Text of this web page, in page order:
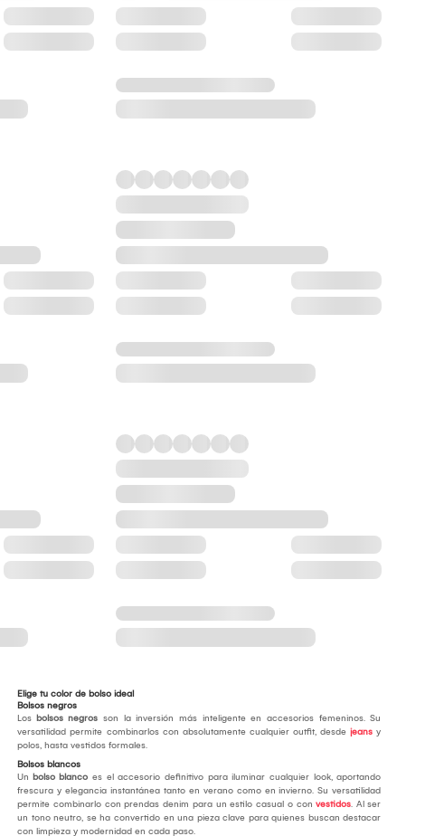
Elige tu color de bolso ideal
Bolsos negros
Los bolsos negros son la inversión más inteligente en accesorios femeninos. Su
versatilidad permite combinarlos con absolutamente cualquier outfit, desdejeans y
polos, hasta vestidos formales.
Bolsos blancos
Un bolso blanco es el accesorio definitivo para iluminar cualquier look, aportando
frescura y elegancia instantánea tanto en verano como en invierno. Su versatilidad
permite combinarlo con prendas denim para un estilo casual o convestidos. Al ser
un tono neutro, se ha convertido en una pieza clave para quienes buscan destacar
con limpieza y modernidad en cada paso.